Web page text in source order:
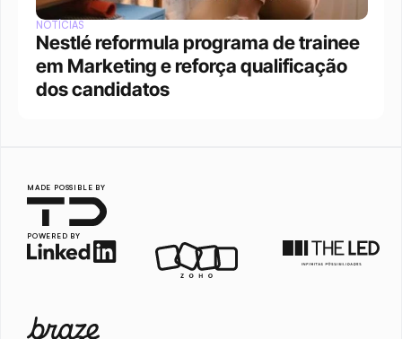
NOTÍCIAS
Nestlé reformula programa de trainee
em Marketing e reforça qualificação
dos candidatos
MADE POSSIBLE BY
POWERED BY